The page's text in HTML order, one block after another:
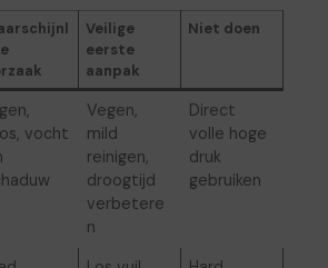
Veilige
eerste
aanpak
Niet doen
vocht
Vegen,
mild
reinigen,
droogtijd
verbetere
n
Direct
volle hoge
druk
gebruiken